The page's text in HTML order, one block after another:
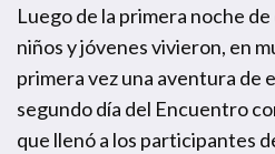
Luego de la primera noche
niños y jóvenes vivieron, en
primera vez una aventura de
segundo día del Encuentro
que llenó a los participantes